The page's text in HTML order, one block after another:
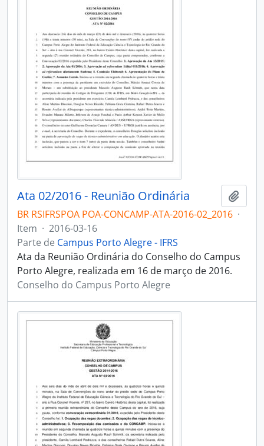
Ata 02/2016 - Reunião Ordinária
BR RSIFRSPOA POA-CONCAMP-ATA-2016-02_2016 ·
Item · 2016-03-16
Parte de Campus Porto Alegre - IFRS
Ata da Reunião Ordinária do Conselho do Campus
Porto Alegre, realizada em 16 de março de 2016.
Conselho do Campus Porto Alegre